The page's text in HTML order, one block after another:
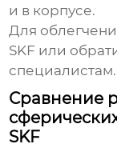
и в корпусе.
Для
SKF или
специалистам.
Сравнение
SKF